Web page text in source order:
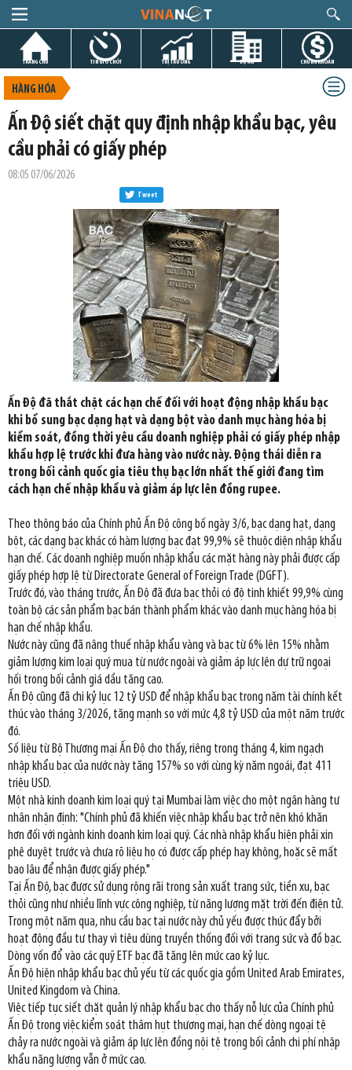
TRANG CHỦ TIN GIỜ CHÓT THỊ TRƯỜNG DỰ ÁN CHỨNG KHOÁN
HÀNG HÓA
Ấn Độ siết chặt quy định nhập khẩu bạc, yêu
cầu phải có giấy phép
08:05 07/06/2026
Tweet
Ấn Độ đã thắt chặt các hạn chế đối với hoạt động nhập khẩu bạc
khi bổ sung bạc dạng hạt và dạng bột vào danh mục hàng hóa bị
kiểm soát, đồng thời yêu cầu doanh nghiệp phải có giấy phép nhập
khẩu hợp lệ trước khi đưa hàng vào nước này. Động thái diễn ra
trong bối cảnh quốc gia tiêu thụ bạc lớn nhất thế giới đang tìm
cách hạn chế nhập khẩu và giảm áp lực lên đồng rupee.
Theo thông báo của Chính phủ Ấn Độ công bố ngày 3/6, bạc dạng hạt, dạng
bột, các dạng bạc khác có hàm lượng bạc đạt 99,9% sẽ thuộc diện nhập khẩu
hạn chế. Các doanh nghiệp muốn nhập khẩu các mặt hàng này phải được cấp
giấy phép hợp lệ từ Directorate General of Foreign Trade (DGFT).
Trước đó, vào tháng trước, Ấn Độ đã đưa bạc thỏi có độ tinh khiết 99,9% cùng
toàn bộ các sản phẩm bạc bán thành phẩm khác vào danh mục hàng hóa bị
hạn chế nhập khẩu.
Nước này cũng đã nâng thuế nhập khẩu vàng và bạc từ 6% lên 15% nhằm
giảm lượng kim loại quý mua từ nước ngoài và giảm áp lực lên dự trữ ngoại
hối trong bối cảnh giá dầu tăng cao.
Ấn Độ cũng đã chi kỷ lục 12 tỷ USD để nhập khẩu bạc trong năm tài chính kết
thúc vào tháng 3/2026, tăng mạnh so với mức 4,8 tỷ USD của một năm trước
đó.
Số liệu từ Bộ Thương mại Ấn Độ cho thấy, riêng trong tháng 4, kim ngạch
nhập khẩu bạc của nước này tăng 157% so với cùng kỳ năm ngoái, đạt 411
triệu USD.
Một nhà kinh doanh kim loại quý tại Mumbai làm việc cho một ngân hàng tư
nhân nhận định: "Chính phủ đã khiến việc nhập khẩu bạc trở nên khó khăn
hơn đối với ngành kinh doanh kim loại quý. Các nhà nhập khẩu hiện phải xin
phê duyệt trước và chưa rõ liệu họ có được cấp phép hay không, hoặc sẽ mất
bao lâu để nhận được giấy phép."
Tại Ấn Độ, bạc được sử dụng rộng rãi trong sản xuất trang sức, tiền xu, bạc
thỏi cũng như nhiều lĩnh vực công nghiệp, từ năng lượng mặt trời đến điện tử.
Trong một năm qua, nhu cầu bạc tại nước này chủ yếu được thúc đẩy bởi
hoạt động đầu tư thay vì tiêu dùng truyền thống đối với trang sức và đồ bạc.
Dòng vốn đổ vào các quỹ ETF bạc đã tăng lên mức cao kỷ lục.
Ấn Độ hiện nhập khẩu bạc chủ yếu từ các quốc gia gồm United Arab Emirates,
United Kingdom và China.
Việc tiếp tục siết chặt quản lý nhập khẩu bạc cho thấy nỗ lực của Chính phủ
Ấn Độ trong việc kiểm soát thâm hụt thương mại, hạn chế dòng ngoại tệ
chảy ra nước ngoài và giảm áp lực lên đồng nội tệ trong bối cảnh chi phí nhập
khẩu năng lượng vẫn ở mức cao.